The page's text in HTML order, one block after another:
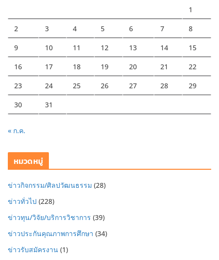
1
2 3 4 5 6 7 8
9 10 11 12 13 14 15
16 17 18 19 20 21 22
23 24 25 26 27 28 29
30 31
« ก.ค.
หมวดหมู่
ข่าวกิจกรรม/ศิลปวัฒนธรรม (28)
ข่าวทั่วไป (228)
ข่าวทุน/วิจัย/บริการวิชาการ (39)
ข่าวประกันคุณภาพการศึกษา (34)
ข่าวรับสมัครงาน (1)